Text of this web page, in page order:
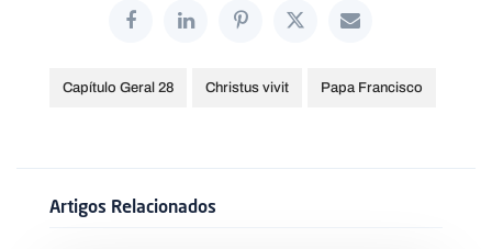
Capítulo Geral 28 Christus vivit Papa Francisco
Artigos Relacionados